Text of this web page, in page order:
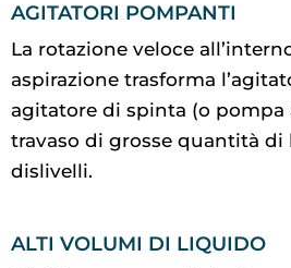
AGITATORI POMPANTI
La rotazione veloce
aspirazione trasforma
agitatore di spinta (o pompa
travaso di grosse quantità
dislivelli.
ALTI VOLUMI DI LIQUIDO